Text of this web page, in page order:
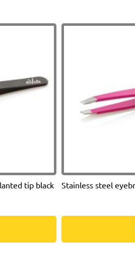
épilation,
tip black Stainless steel